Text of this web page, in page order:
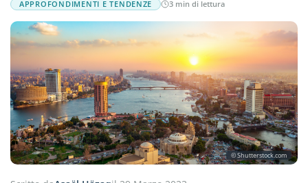
APPROFONDIMENTI E TENDENZE 3 min di lettura
© Shutterstock.com